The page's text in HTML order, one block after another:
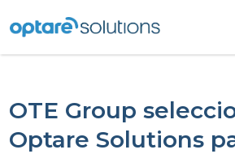
OTE Group
Optare Solutions